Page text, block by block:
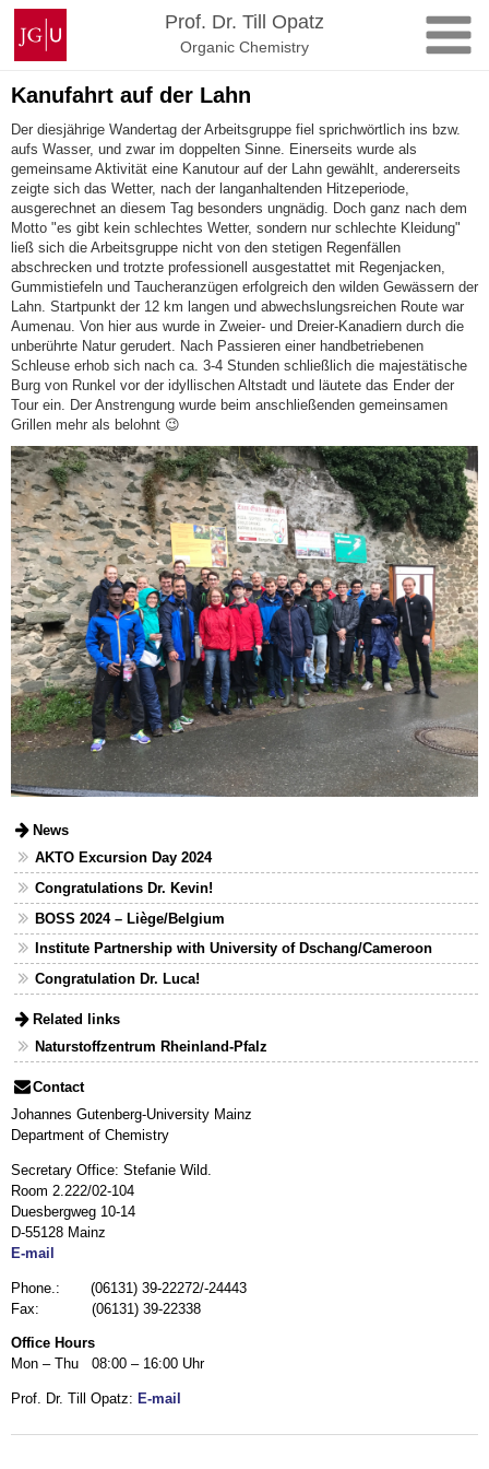
Zum
Inhalt
springen
Johannes
Gutenberg-
Universität
Mainz
Prof. Dr. Till Opatz
Organic Chemistry
Kanufahrt auf der Lahn
Der diesjährige Wandertag der Arbeitsgruppe fiel sprichwörtlich ins bzw.
aufs Wasser, und zwar im doppelten Sinne. Einerseits wurde als
gemeinsame Aktivität eine Kanutour auf der Lahn gewählt, andererseits
zeigte sich das Wetter, nach der langanhaltenden Hitzeperiode,
ausgerechnet an diesem Tag besonders ungnädig. Doch ganz nach dem
Motto "es gibt kein schlechtes Wetter, sondern nur schlechte Kleidung"
ließ sich die Arbeitsgruppe nicht von den stetigen Regenfällen
abschrecken und trotzte professionell ausgestattet mit Regenjacken,
Gummistiefeln und Taucheranzügen erfolgreich den wilden Gewässern der
Lahn. Startpunkt der 12 km langen und abwechslungsreichen Route war
Aumenau. Von hier aus wurde in Zweier- und Dreier-Kanadiern durch die
unberührte Natur gerudert. Nach Passieren einer handbetriebenen
Schleuse erhob sich nach ca. 3-4 Stunden schließlich die majestätische
Burg von Runkel vor der idyllischen Altstadt und läutete das Ender der
Tour ein. Der Anstrengung wurde beim anschließenden gemeinsamen
Grillen mehr als belohnt 😉
News
AKTO Excursion Day 2024
Congratulations Dr. Kevin!
BOSS 2024 – Liège/Belgium
Institute Partnership with University of Dschang/Cameroon
Congratulation Dr. Luca!
Related links
Naturstoffzentrum Rheinland-Pfalz
Contact
Johannes Gutenberg-University Mainz
Department of Chemistry
Secretary Office: Stefanie Wild.
Room 2.222/02-104
Duesbergweg 10-14
D-55128 Mainz
E-mail
Phone.: (06131) 39-22272/-24443
Fax: (06131) 39-22338
Office Hours
Mon – Thu 08:00 – 16:00 Uhr
Prof. Dr. Till Opatz: E-mail